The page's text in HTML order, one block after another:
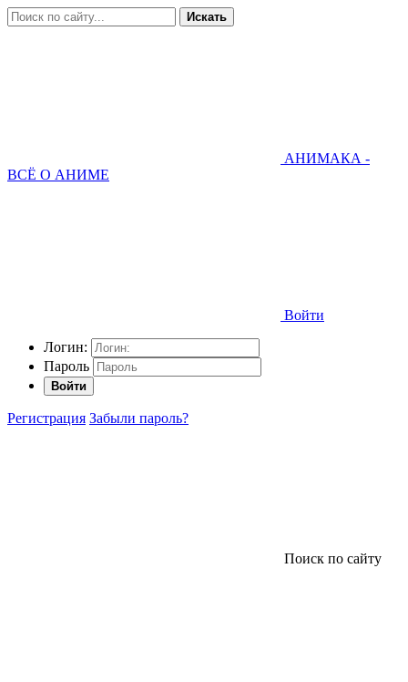
Искать
АНИМАКА -
ВСЁ О АНИМЕ
Войти
Логин:
Пароль
Войти
Регистрация Забыли пароль?
Поиск по сайту